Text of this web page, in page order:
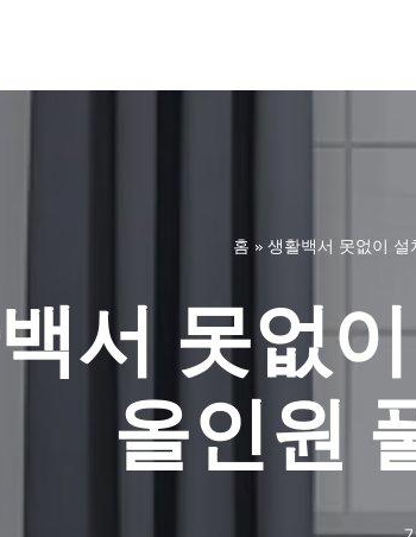
홈 » 생활백서 못없이
서 못없
올인원